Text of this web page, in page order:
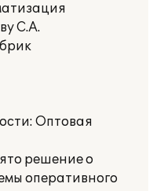
С.А.
Оптовая
решение о
оперативного